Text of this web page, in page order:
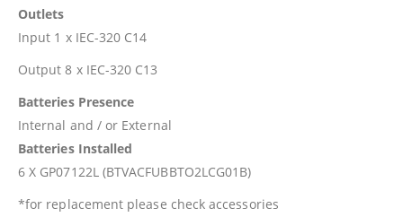
Outlets
Input 1 x IEC-320 C14
Output 8 x IEC-320 C13
Batteries Presence
Internal and / or External
Batteries Installed
6 X GP07122L (BTVACFUBBTO2LCG01B)
*for replacement please check accessories